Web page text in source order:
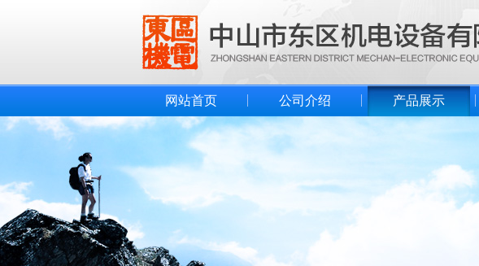
网站首页 公司介绍 产品展示